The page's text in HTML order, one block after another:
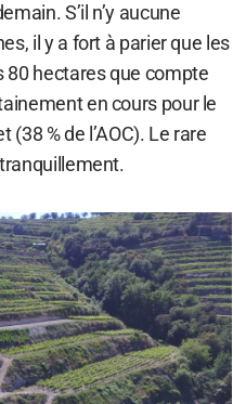
S’il n’y aucune
il y a fort à parier que les
80 hectares que compte
en cours pour le
% de l’AOC). Le rare